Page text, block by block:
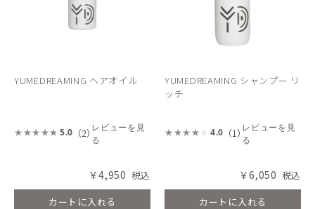
YUMEDREAMING ヘアオイル
5.0 （2） レビューを見
る
￥4,950
カートに入れる
YUMEDREAMING シャンプー リ
ッチ
4.0 （1） レビューを見
る
￥6,050
カートに入れる